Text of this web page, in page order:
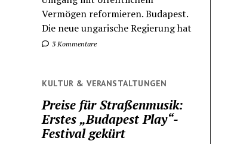
Vermögen reformieren. Budapest.
Die neue ungarische Regierung hat
3 Kommentare
KULTUR & VERANSTALTUNGEN
Preise für Straßenmusik:
Erstes „Budapest Play“-
Festival gekürt